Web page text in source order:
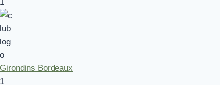
1
Girondins Bordeaux
1